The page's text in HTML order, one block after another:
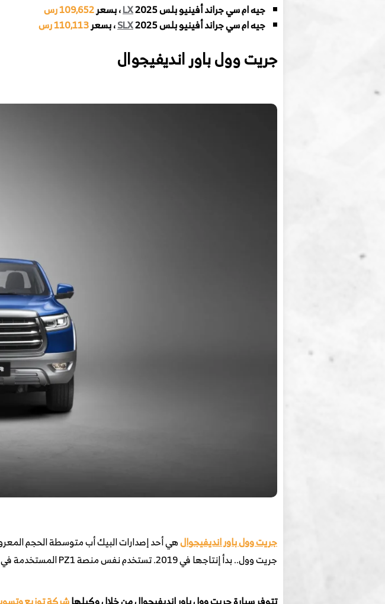
جيه ام سي جراند أفينيو بلس LX2025 ، بسعر
109,652 رس
جيه ام سي جراند أفينيو بلس
SLX2025 ، بسعر 110,113 رس
جريت وول باور انديفيجوال
جريت وول باور انديفيجوال
جريت وول.. بدأ إنتاجها في 2019. تستخدم نفس منصة PZ1 المستخدمة في الاس يو في H9 من هافال، وتقدم بمحرك بنزين تيربو أو ديزل تيربو.